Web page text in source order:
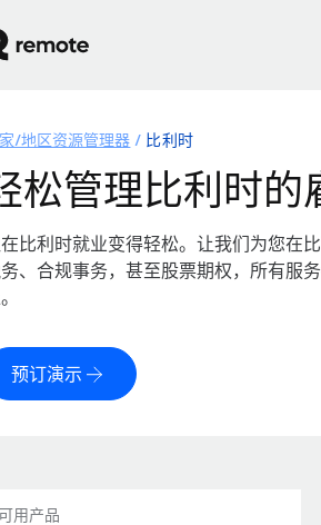
/地区资源管理器 比利时
松管理比利时的
比利时就业变得轻松。让我们为您在
、合规事务，甚至股票期权，所有服
预订演示
用产品